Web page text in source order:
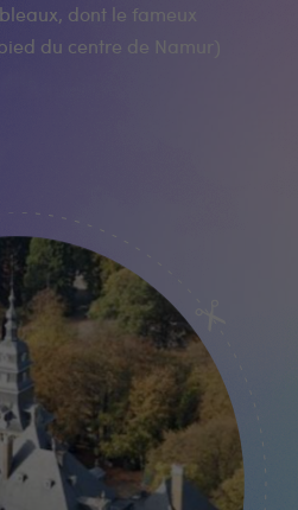
dont le fameux
du centre de Namur)